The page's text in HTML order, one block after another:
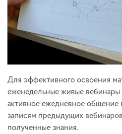
Для эффективного освоения
еженедельные живые вебинары
активное ежедневное общение
записям предыдущих
полученные знания.